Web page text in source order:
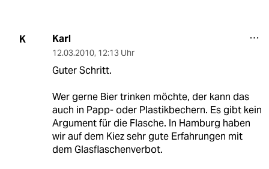
K Karl
12.03.2010, 12:13 Uhr
Guter Schritt.
Wer gerne Bier trinken möchte, der kann das
auch in Papp- oder Plastikbechern. Es gibt kein
Argument für die Flasche. In Hamburg haben
wir auf dem Kiez sehr gute Erfahrungen mit
dem Glasflaschenverbot.